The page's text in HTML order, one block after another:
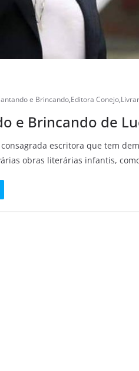
e Brincando,Editora Conejo,
e Brincando de
consagrada escritora que tem
obras literárias infantis,